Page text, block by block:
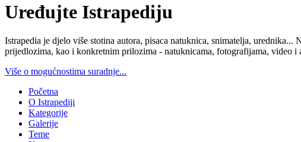
Uređujte Istrapediju
Istrapedia je djelo više stotina autora, pisaca natuknica, snimatelja,
prijedlozima, kao i konkretnim prilozima - natuknicama, fotografijama, video i
Više o mogućnostima suradnje...
Početna
O Istrapediji
Kategorije
Galerije
Teme